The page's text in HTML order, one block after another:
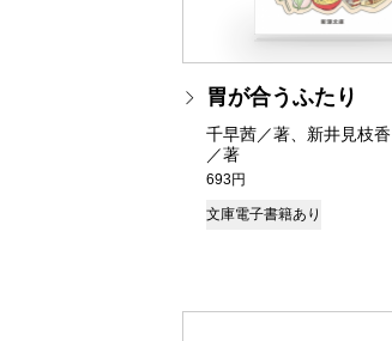
胃が合うふたり
千早茜／著、新井見枝香
／著
693円
文庫電子書籍あり